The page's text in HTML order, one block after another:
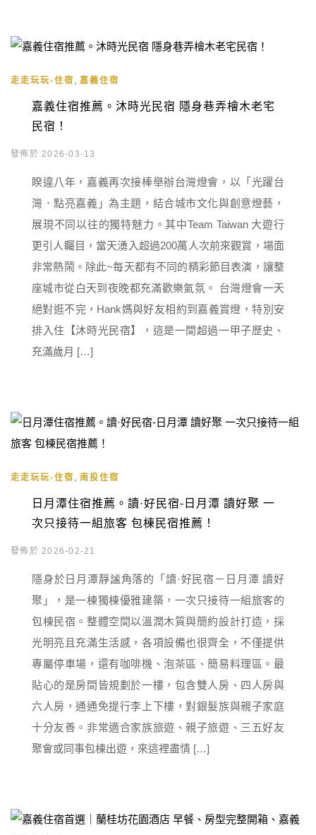
走走玩玩-住宿 嘉義住宿
嘉義住宿推薦。沐時光民宿 隱身巷弄檜木老宅
民宿！
發佈於 2026-03-13
睽違八年，嘉義再次接棒舉辦台灣燈會，以「光躍台
灣．點亮嘉義」為主題，結合城市文化與創意燈藝，
展現不同以往的獨特魅力。其中Team Taiwan 大遊行
更引人矚目，當天湧入超過200萬人次前來觀賞，場面
非常熱鬧。除此~每天都有不同的精彩節目表演，讓整
座城市從白天到夜晚都充滿歡樂氣氛。 台灣燈會一天
絕對逛不完，Hank媽與好友相約到嘉義賞燈，特別安
排入住【沐時光民宿】，這是一間超過一甲子歷史、
充滿歲月 […]
走走玩玩-住宿 南投住宿
日月潭住宿推薦。讀·好民宿-日月潭 讀好聚 一
次只接待一組旅客 包棟民宿推薦！
發佈於 2026-02-21
隱身於日月潭靜謐角落的「讀·好民宿－日月潭 讀好
聚」，是一棟獨棟優雅建築，一次只接待一組旅客的
包棟民宿。整體空間以溫潤木質與簡約設計打造，採
光明亮且充滿生活感，各項設備也很齊全，不僅提供
專屬停車場，還有咖啡機、泡茶區、簡易料理區。最
貼心的是房間皆規劃於一樓，包含雙人房、四人房與
六人房，通通免提行李上下樓，對銀髮族與親子家庭
十分友善。非常適合家族旅遊、親子旅遊、三五好友
聚會或同事包棟出遊，來這裡盡情 […]